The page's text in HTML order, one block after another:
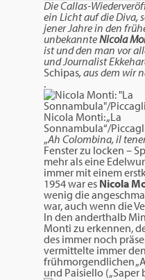
Die Callas-
ein Licht auf die Diva,
jener Jahre in den
unbekannteNicola
ist und den man vor
und Journalist
Schipas, aus dem wir
.
Nicola Monti: „La
Sonnambula“/
„Ah Colombina, il
Fenster zu locken –
mehr als eine
immer mit einem
1954 war es Nicola
wenig die
war, auch wenn die
In den anderthalb
Monti zu erkennen,
des immer noch
vermittelte immer
frühmorgendlichen
und Paisiello („Saper